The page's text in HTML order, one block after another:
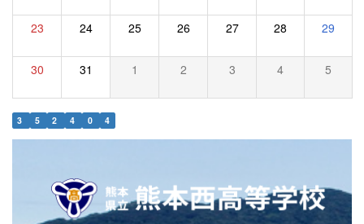
23 24 25 26 27 28 29
30 31 1 2 3 4 5
3 5 2 4 0 4